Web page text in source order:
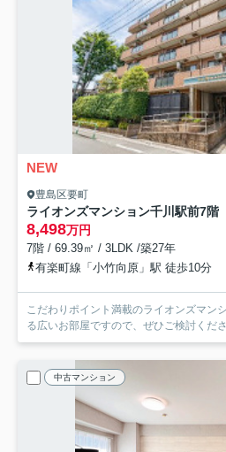
NEW
豊島区要町
ライオンズマンション千川駅前7階
8,498万円
7階 / 69.39㎡ / 3LDK /築27年
有楽町線「小竹向原」駅 徒歩10分
こだわりポイント満載のライオンズマン
る広いお部屋ですので、ぜひご検討くだ
中古マンション